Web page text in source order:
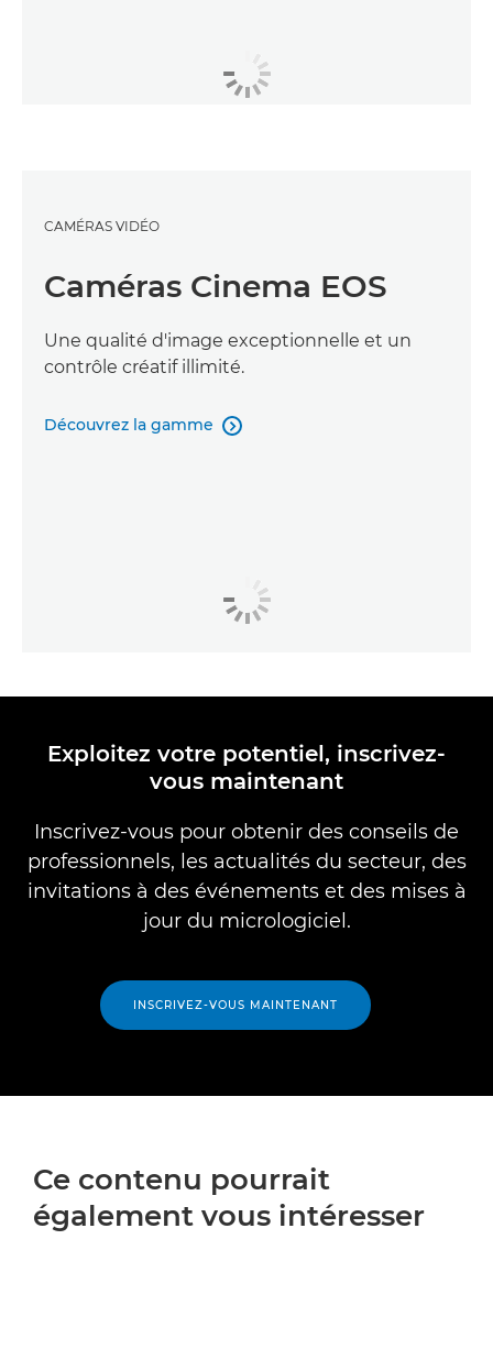
CAMÉRAS VIDÉO
Caméras Cinema EOS
Une qualité d'image exceptionnelle et un
contrôle créatif illimité.
Découvrez la gamme 
Exploitez votre potentiel, inscrivez-
vous maintenant
Inscrivez-vous pour obtenir des conseils de
professionnels, les actualités du secteur, des
invitations à des événements et des mises à
jour du micrologiciel.
INSCRIVEZ-VOUS MAINTENANT
Ce contenu pourrait
également vous intéresser